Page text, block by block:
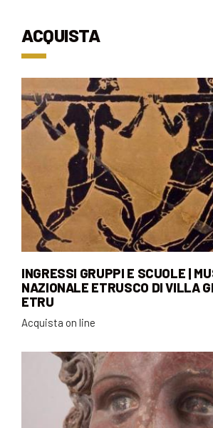
ACQUISTA
INGRESSI GRUPPI E SCUOLE |
NAZIONALE ETRUSCO DI VILLA
ETRU
Acquista on line